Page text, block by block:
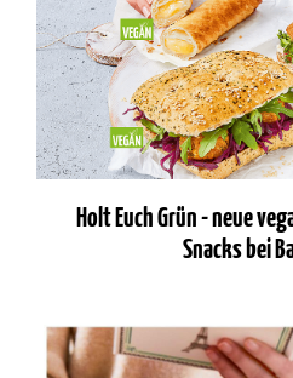
Holt Euch Grün - neue
Snacks bei